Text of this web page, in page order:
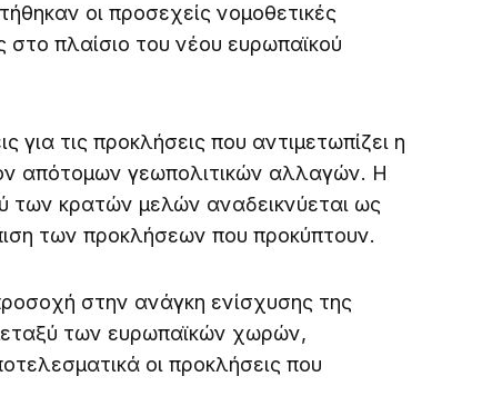
οι προσεχείς νομοθετικές
στο πλαίσιο του νέου ευρωπαϊκού
για τις προκλήσεις που αντιμετωπίζει η
απότομων γεωπολιτικών αλλαγών. Η
των κρατών μελών αναδεικνύεται ως
των προκλήσεων που προκύπτουν.
στην ανάγκη ενίσχυσης της
των ευρωπαϊκών χωρών,
οι προκλήσεις που